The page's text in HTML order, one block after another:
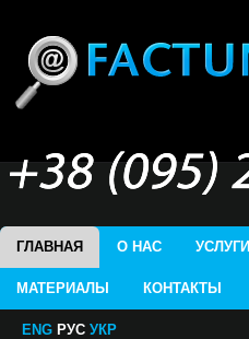
ГЛАВНАЯ О НАС УСЛУГИ
МАТЕРИАЛЫ КОНТАКТЫ
ENG РУС УКР